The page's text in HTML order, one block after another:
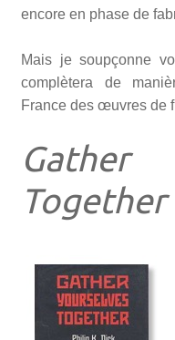
encore en phase de
Mais je soupçonne
complètera de
France des œuvres de
Gather
Together